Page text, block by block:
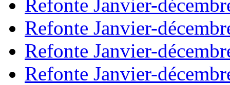
Refonte Janvier-
Refonte Janvier-
Refonte Janvier-
Refonte Janvier-